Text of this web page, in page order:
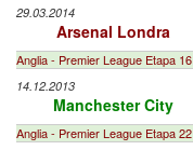
29.03.2014
Arsenal Londra
Anglia - Premier League Etapa 16
14.12.2013
Manchester City
Anglia - Premier League Etapa 22